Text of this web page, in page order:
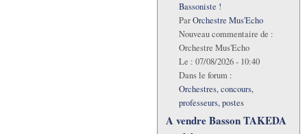
Bassoniste !
ParOrchestre Mus'Echo
Nouveau commentaire de :
Orchestre Mus'Echo
Le : 07/08/2026 - 10:40
Dans le forum :
Orchestres, concours,
professeurs, postes
A vendre Basson TAKEDA